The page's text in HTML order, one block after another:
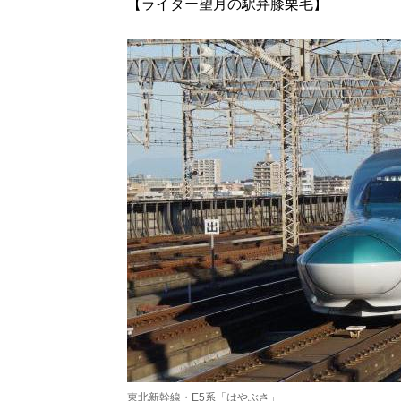
【ライター望月の駅弁膝栗毛】
東北新幹線・E5系「はやぶさ」